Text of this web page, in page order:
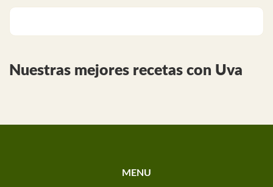
Nuestras mejores recetas con Uva
MENU